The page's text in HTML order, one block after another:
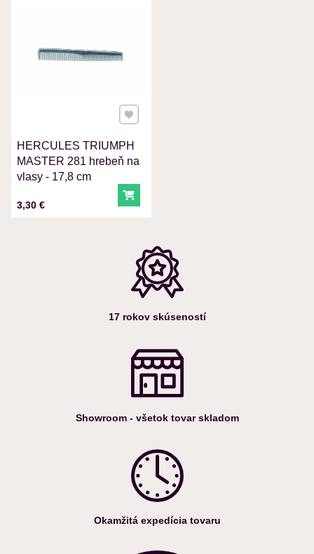
VAŠA OTÁZKA K PRODUKTU
Odoslať
HERCULES TRIUMPH
MASTER 281 hrebeň na
vlasy - 17,8 cm
Cena s DPH
3,30 € Do košíka
Pridať k Obľúbeným
17 rokov skúseností
Showroom - všetok tovar skladom
Okamžitá expedícia tovaru